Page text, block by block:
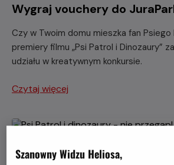
Wygraj vouchery do
Czy w Twoim domu mieszka fan Psiego
premiery filmu „Psi Patrol i Dinozaury”
udziału w kreatywnym konkursie.
Czytaj więcej
Szanowny Widzu Heliosa,